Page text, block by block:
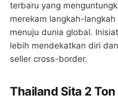
terbaru yang
merekam langkah-
menuju dunia global.
lebih mendekatkan diri
seller cross-border.
Thailand Sita 2 Ton